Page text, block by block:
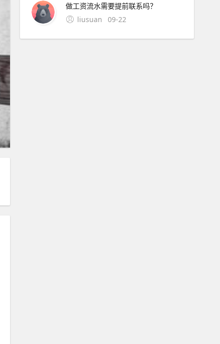
做工资流水需要提前联系吗？
liusuan
09-22